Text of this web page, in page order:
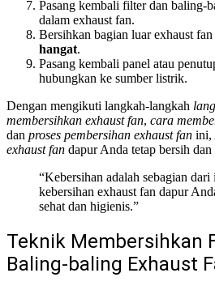
Pasang kembali filter dan baling-
dalam exhaust fan.
Bersihkan bagian luar exhaust
hangat.
Pasang kembali panel atau
hubungkan ke sumber listrik.
Dengan mengikuti langkah-langkah
membersihkan exhaust fan, cara
dan proses pembersihan exhaust fan ini,
exhaust fan dapur Anda tetap bersih
“Kebersihan adalah sebagian dari
kebersihan exhaust fan dapur
sehat dan higienis.”
Teknik Membersihkan
Baling-baling Exhaust